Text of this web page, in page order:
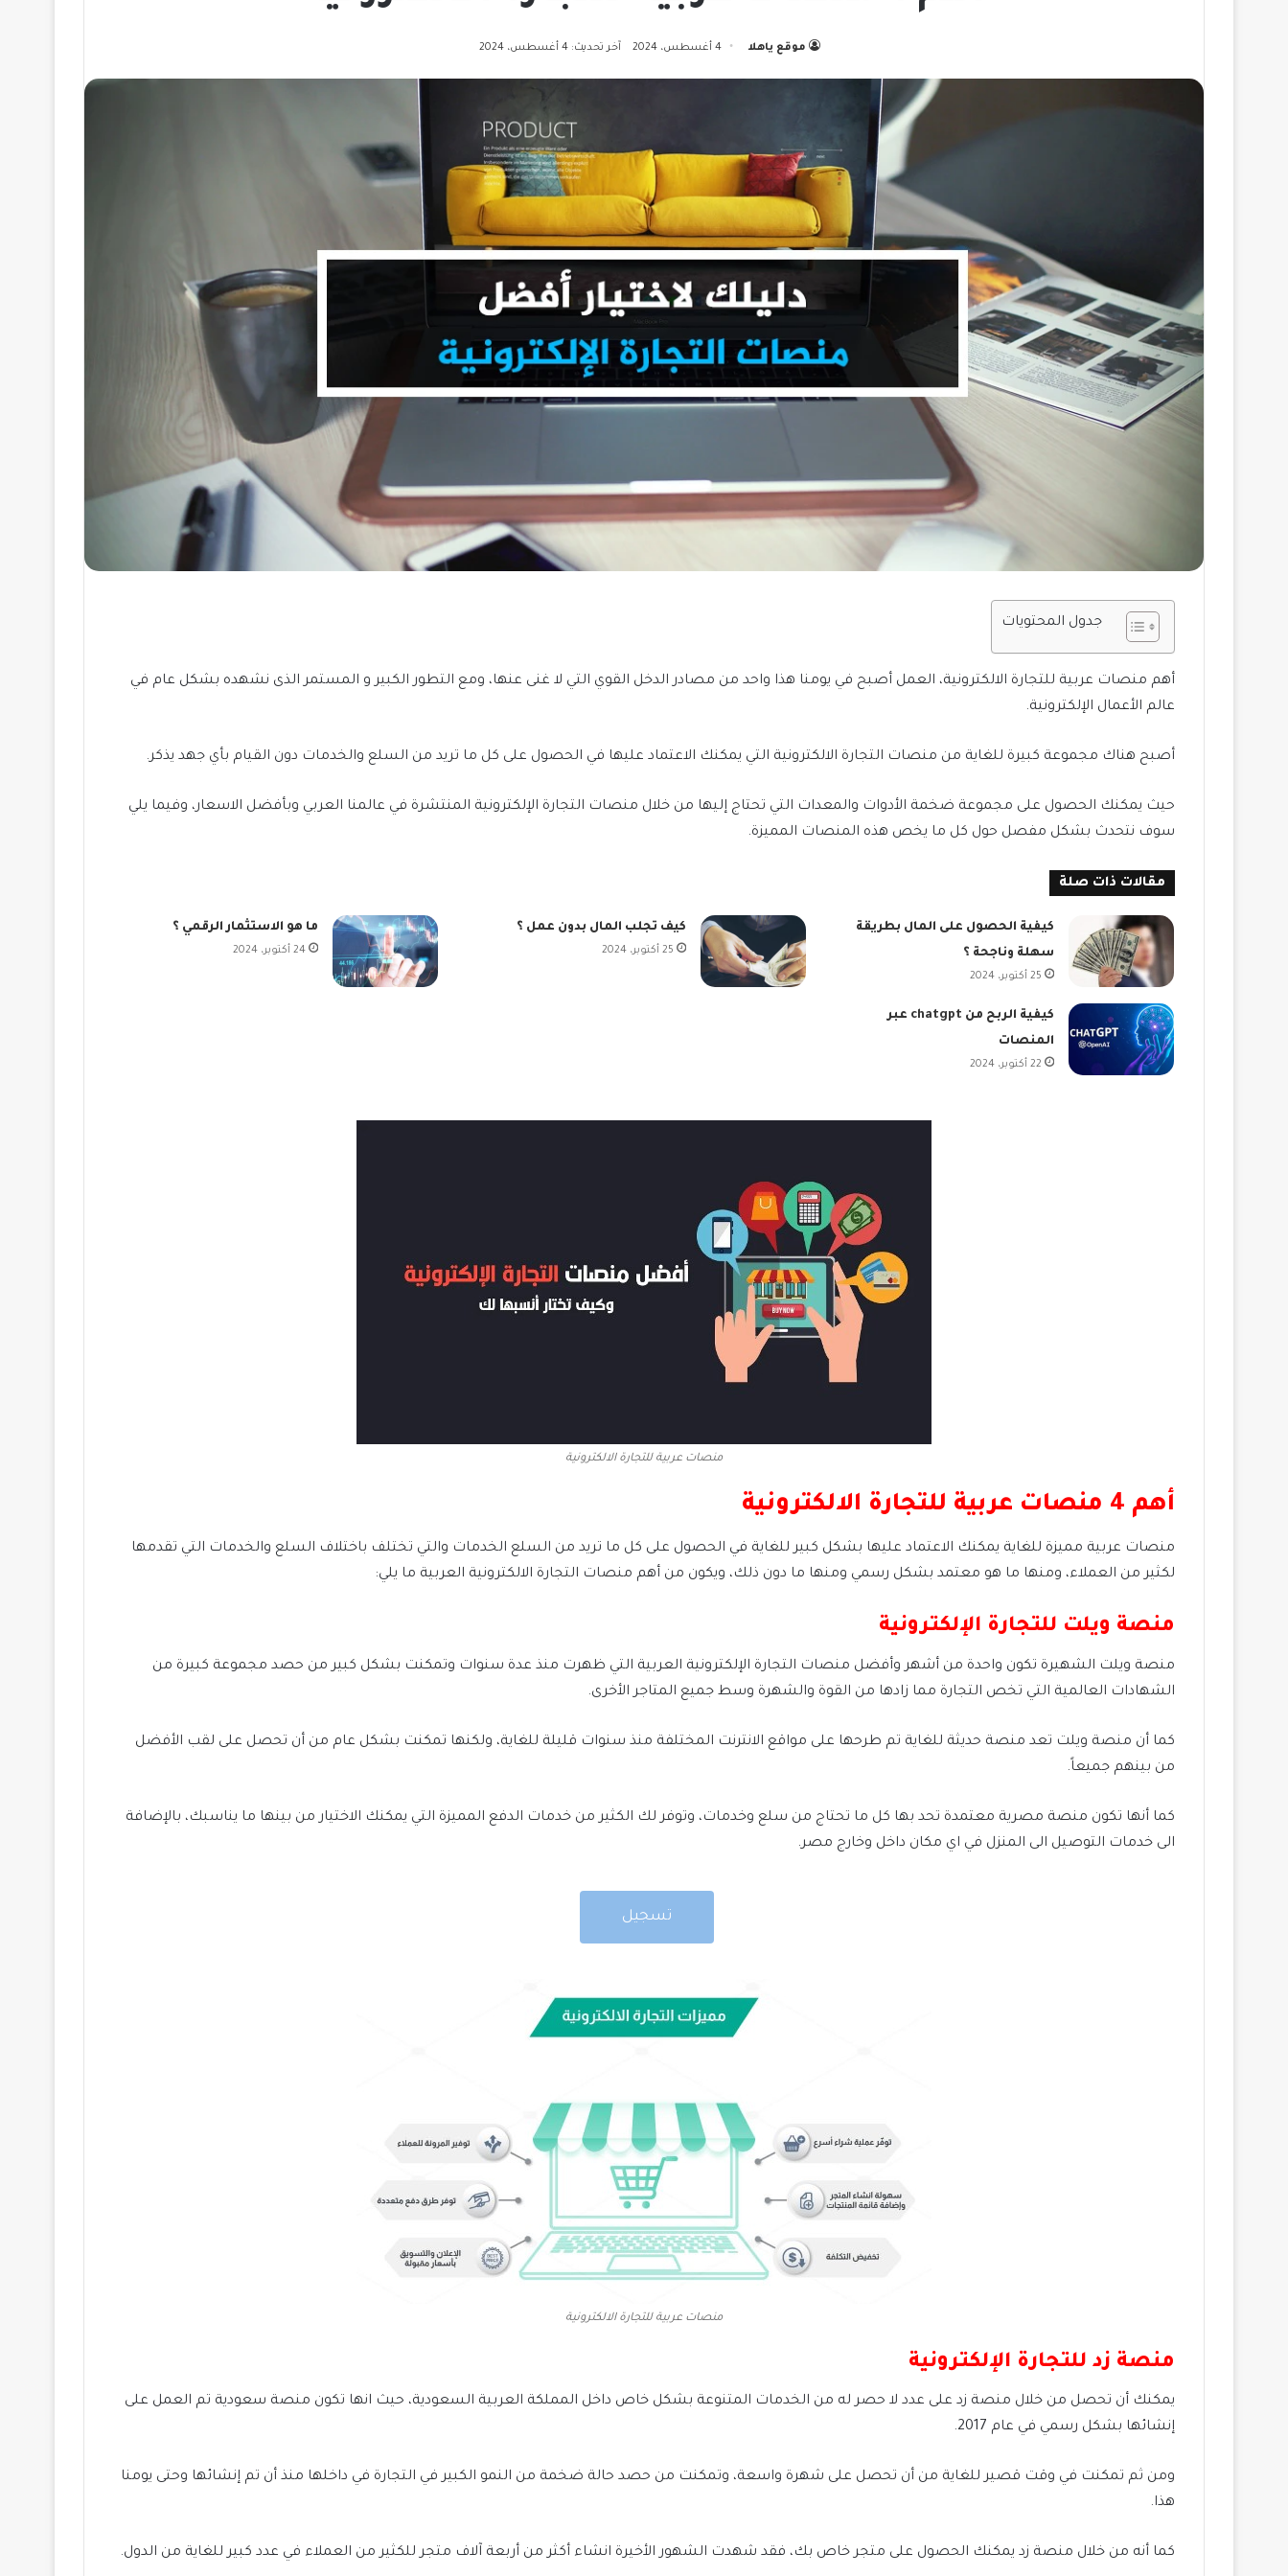
موقع ياهلا 4 أغسطس، 2024 آخر تحديث: 4 أغسطس، 2024
جدول المحتويات
أهم منصات عربية للتجارة الالكترونية، العمل أصبح في يومنا هذا واحد من مصادر الدخل القوي التي لا غنى عنها، ومع التطور الكبير و المستمر الذى نشهده بشكل عام في
عالم الأعمال الإلكترونية.
أصبح هناك مجموعة كبيرة للغاية من منصات التجارة الالكترونية التي يمكنك الاعتماد عليها في الحصول على كل ما تريد من السلع والخدمات دون القيام بأي جهد يذكر.
حيث يمكنك الحصول على مجموعة ضخمة الأدوات والمعدات التي تحتاج إليها من خلال منصات التجارة الإلكترونية المنتشرة في عالمنا العربي وبأفضل الاسعار، وفيما يلي
سوف نتحدث بشكل مفصل حول كل ما يخص هذه المنصات المميزة.
مقالات ذات صلة
كيفية الحصول على المال بطريقة
سهلة وناجحة ؟
25 أكتوبر، 2024
كيف تجلب المال بدون عمل ؟
25 أكتوبر، 2024
ما هو الاستثمار الرقمي ؟
24 أكتوبر، 2024
كيفية الربح من chatgpt عبر
المنصات
22 أكتوبر، 2024
منصات عربية للتجارة الالكترونية
أهم 4 منصات عربية للتجارة الالكترونية
منصات عربية مميزة للغاية يمكنك الاعتماد عليها بشكل كبير للغاية في الحصول على كل ما تريد من السلع الخدمات والتي تختلف باختلاف السلع والخدمات التي تقدمها
لكثير من العملاء، ومنها ما هو معتمد بشكل رسمي ومنها ما دون ذلك، ويكون من أهم منصات التجارة الالكترونية العربية ما يلي:
منصة ويلت للتجارة الإلكترونية
منصة ويلت الشهيرة تكون واحدة من أشهر وأفضل منصات التجارة الإلكترونية العربية التي ظهرت منذ عدة سنوات وتمكنت بشكل كبير من حصد مجموعة كبيرة من
الشهادات العالمية التي تخص التجارة مما زادها من القوة والشهرة وسط جميع المتاجر الأخرى.
كما أن منصة ويلت تعد منصة حديثة للغاية تم طرحها على مواقع الانترنت المختلفة منذ سنوات قليلة للغاية، ولكنها تمكنت بشكل عام من أن تحصل على لقب الأفضل
من بينهم جميعاً.
كما أنها تكون منصة مصرية معتمدة تحد بها كل ما تحتاج من سلع وخدمات، وتوفر لك الكثير من خدمات الدفع المميزة التي يمكنك الاختيار من بينها ما يناسبك، بالإضافة
الى خدمات التوصيل الى المنزل في اي مكان داخل وخارج مصر.
تسجيل
منصات عربية للتجارة الالكترونية
منصة زد للتجارة الإلكترونية
يمكنك أن تحصل من خلال منصة زد على عدد لا حصر له من الخدمات المتنوعة بشكل خاص داخل المملكة العربية السعودية، حيث انها تكون منصة سعودية تم العمل على
إنشائها بشكل رسمي في عام 2017.
ومن ثم تمكنت في وقت قصير للغاية من أن تحصل على شهرة واسعة، وتمكنت من حصد حالة ضخمة من النمو الكبير في التجارة في داخلها منذ أن تم إنشائها وحتى يومنا
هذا.
كما أنه من خلال منصة زد يمكنك الحصول على متجر خاص بك، فقد شهدت الشهور الأخيرة انشاء أكثر من أربعة آلاف متجر للكثير من العملاء في عدد كبير للغاية من الدول.